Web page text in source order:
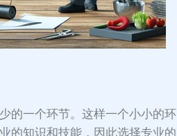
的一个环节。这样一个小小的环
的知识和技能，因此选择专业的